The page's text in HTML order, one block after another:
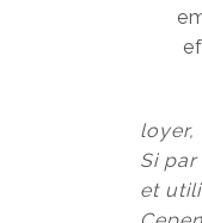
loyer,
Si
et